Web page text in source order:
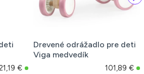
€
Drevené odrážadlo pre deti
Viga medvedík
101,89 €